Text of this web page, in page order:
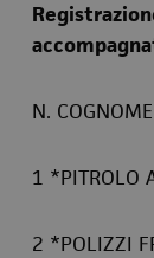
N.
1 *PITROLO
2 *POLIZZI